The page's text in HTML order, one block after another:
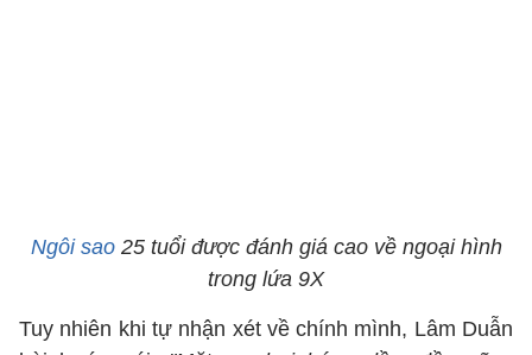
Ngôi sao25 tuổi được đánh giá cao về ngoại hình
trong lứa 9X
Tuy nhiên khi tự nhận xét về chính mình, Lâm Duẫn